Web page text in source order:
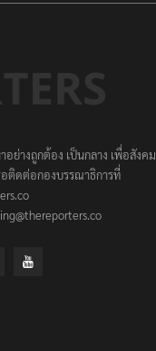
ย่างถูกต้อง เป็นกลาง เพื่อสังคม
ติดต่อกองบรรณาธิการที่